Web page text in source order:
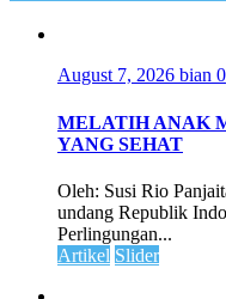
August 7, 2026 bian 0
MELATIH ANAK
YANG SEHAT
Oleh: Susi Rio
undang Republik
Perlingungan...
Artikel Slider